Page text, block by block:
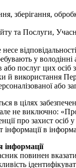
зберігання,
та Послуги,
у
або послуг цих
й використання
або
в цілях
не виключно:
про захист
в
повинен